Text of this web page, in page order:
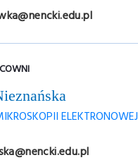
ELEKTRONOWEJ